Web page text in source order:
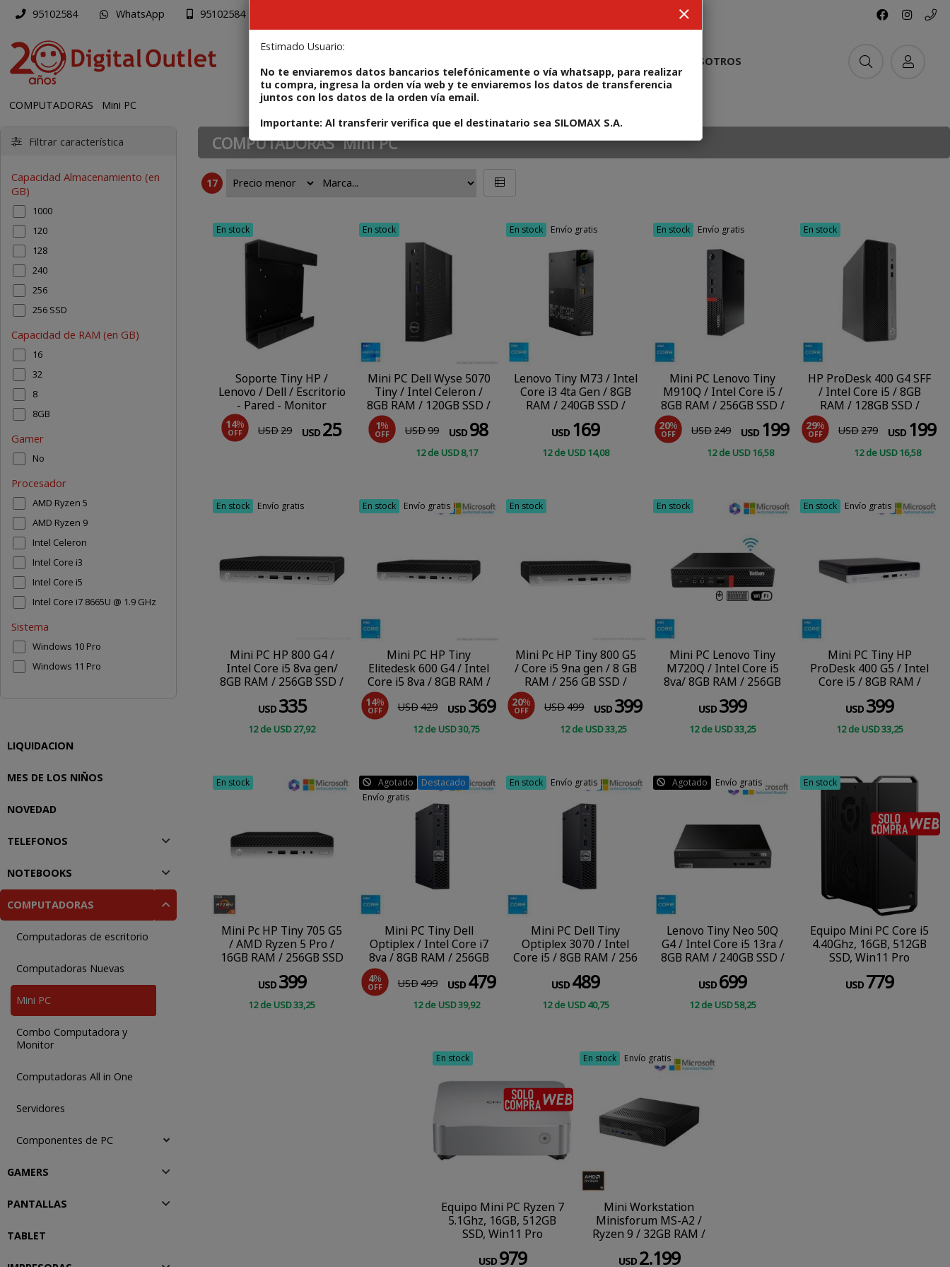
Estimado Usuario:
No te enviaremos datos bancarios telefónicamente o vía whatsapp, para realizar
tu compra, ingresa la orden vía web y te enviaremos los datos de transferencia
juntos con los datos de la orden vía email.
Importante: Al transferir verifica que el destinatario sea SILOMAX S.A.
95102584 WhatsApp 95102584
NOSOTROS
COMPUTADORAS Mini PC
COMPUTADORAS Mini PC
17
En stock
Soporte Tiny HP /
Lenovo / Dell / Escritorio
- Pared - Monitor
14%
OFF USD29 USD 25
En stock
Mini PC Dell Wyse 5070
Tiny / Intel Celeron /
8GB RAM / 120GB SSD /
Windows 10 Pro
1%
OFF USD99 USD 98
12de USD8,17
COMPRAR
En stock Envío gratis
Lenovo Tiny M73 / Intel
Core i3 4ta Gen / 8GB
RAM / 240GB SSD /
USD 169
12de USD14,08
COMPRAR
En stock Envío gratis
Mini PC Lenovo Tiny
M910Q / Intel Core i5 /
8GB RAM / 256GB SSD /
Windows 10 Pro
20%
OFF USD249 USD 199
12de USD16,58
COMPRAR
En stock
HP ProDesk 400 G4 SFF
/ Intel Core i5 / 8GB
RAM / 128GB SSD /
Windows 10 Pro
29%
OFF USD279 USD 199
12de USD16,58
COMPRAR
En stock Envío gratis
Mini PC HP 800 G4 /
Intel Core i5 8va gen/
8GB RAM / 256GB SSD /
USD 335
12de USD27,92
COMPRAR
En stock Envío gratis
Mini PC HP Tiny
Elitedesk 600 G4 / Intel
Core i5 8va / 8GB RAM /
256GB SSD / Windows
11 Pro
14%
OFF USD429 USD 369
12de USD30,75
COMPRAR
En stock
Mini Pc HP Tiny 800 G5
/ Core i5 9na gen / 8 GB
RAM / 256 GB SSD /
Windows 11 Pro
20%
OFF USD499 USD 399
12de USD33,25
COMPRAR
En stock
Mini PC Lenovo Tiny
M720Q / Intel Core i5
8va/ 8GB RAM / 256GB
USD 399
12de USD33,25
COMPRAR
En stock Envío gratis
Mini PC Tiny HP
ProDesk 400 G5 / Intel
Core i5 / 8GB RAM /
11 Pro
USD 399
12de USD33,25
COMPRAR
En stock
Mini Pc HP Tiny 705 G5
/ AMD Ryzen 5 Pro /
16GB RAM / 256GB SSD
USD 399
12de USD33,25
COMPRAR
Agotado
Destacado
Envío gratis
Mini PC Tiny Dell
Optiplex / Intel Core i7
8va / 8GB RAM / 256GB
SSD / Windows 11 Pro
4%
OFF USD499 USD 479
12de USD39,92
CONSULTAR
En stock Envío gratis
Mini PC Dell Tiny
Optiplex 3070 / Intel
Core i5 / 8GB RAM / 256
Pro
USD 489
12de USD40,75
COMPRAR
Agotado Envío gratis
Lenovo Tiny Neo 50Q
G4 / Intel Core i5 13ra /
8GB RAM / 240GB SSD /
USD 699
12de USD58,25
CONSULTAR
En stock
Equipo Mini PC Core i5
4.40Ghz, 16GB, 512GB
SSD, Win11 Pro
USD 779
En stock
Equipo Mini PC Ryzen 7
5.1Ghz, 16GB, 512GB
SSD, Win11 Pro
USD 979
En stock Envío gratis
Mini Workstation
Minisforum MS-A2 /
Ryzen 9 / 32GB RAM /
Pro
USD 2.199
Filtrar característica
Capacidad Almacenamiento (en
GB)
1000
120
128
240
256
256 SSD
Capacidad de RAM (en GB)
16
32
8
8GB
Gamer
No
Procesador
AMD Ryzen 5
AMD Ryzen 9
Intel Celeron
Intel Core i3
Intel Core i5
Intel Core i7 8665U @ 1.9 GHz
Sistema
Windows 10 Pro
Windows 11 Pro
LIQUIDACION
MES DE LOS NIÑOS
NOVEDAD
TELEFONOS
NOTEBOOKS
COMPUTADORAS
Computadoras de escritorio
Computadoras Nuevas
Mini PC
Combo Computadora y
Monitor
Computadoras All in One
Servidores
Componentes de PC
GAMERS
PANTALLAS
TABLET